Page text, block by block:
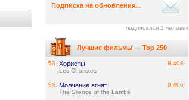
Подписка на обновления...
подписался 1 человек
Лучшие фильмы — Top 250
53. Хористы
Les Choristes
8.408
54. Молчание ягнят
The Silence of the Lambs
8.406